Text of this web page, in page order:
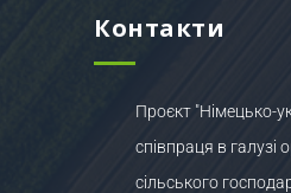
Контакти
Проєкт "Німецько-
співпраця в галузі
сільського